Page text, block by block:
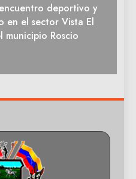
deportivo y
en el sector Vista El
municipio Roscio